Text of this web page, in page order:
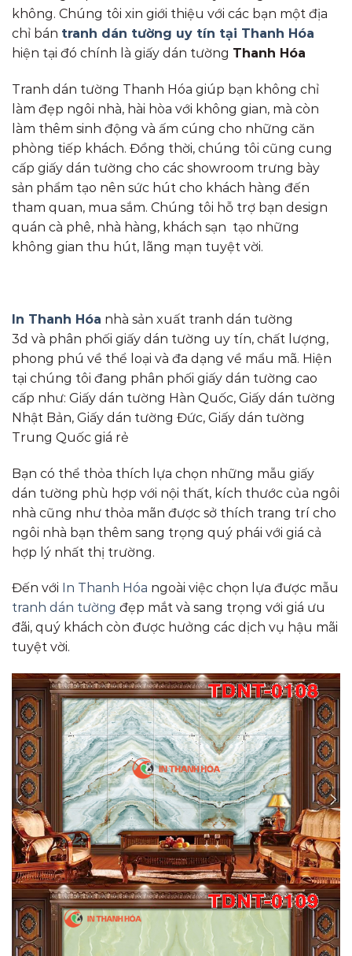
không. Chúng tôi xin giới thiệu với các bạn một địa
chỉ bán tranh dán tường uy tín tại Thanh Hóa
hiện tại đó chính là giấy dán tường Thanh Hóa
Tranh dán tường Thanh Hóa giúp bạn không chỉ
làm đẹp ngôi nhà, hài hòa với không gian, mà còn
làm thêm sinh động và ấm cúng cho những căn
phòng tiếp khách. Đồng thời, chúng tôi cũng cung
cấp giấy dán tường cho các showroom trưng bày
sản phẩm tạo nên sức hút cho khách hàng đến
tham quan, mua sắm. Chúng tôi hỗ trợ bạn design
quán cà phê, nhà hàng, khách sạn tạo những
không gian thu hút, lãng mạn tuyệt vời.
In Thanh Hóa nhà sản xuất tranh dán tường
3d và phân phối giấy dán tường uy tín, chất lượng,
phong phú về thể loại và đa dạng về mẩu mã. Hiện
tại chúng tôi đang phân phối giấy dán tường cao
cấp như: Giấy dán tường Hàn Quốc, Giấy dán tường
Nhật Bản, Giấy dán tường Đức, Giấy dán tường
Trung Quốc giá rẻ
Bạn có thể thỏa thích lựa chọn những mẫu giấy
dán tường phù hợp với nội thất, kích thước của ngôi
nhà cũng như thỏa mãn được sở thích trang trí cho
ngôi nhà bạn thêm sang trọng quý phái với giá cả
hợp lý nhất thị trường.
Đến với In Thanh Hóa ngoài việc chọn lựa được mẫu
tranh dán tường đẹp mắt và sang trọng với giá ưu
đãi, quý khách còn được hưởng các dịch vụ hậu mãi
tuyệt vời.